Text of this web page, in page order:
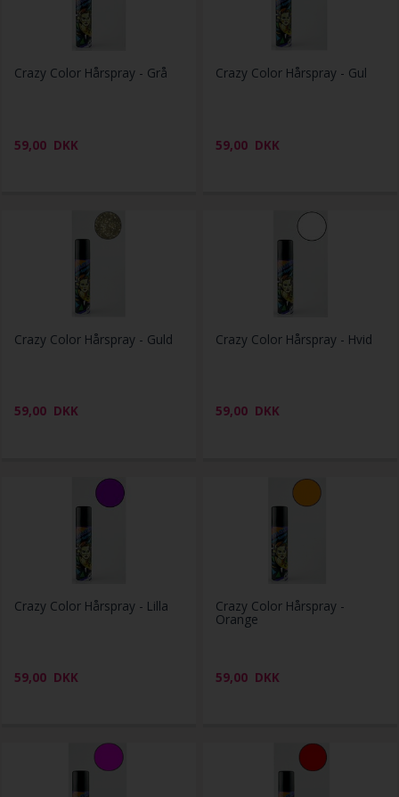
Crazy Color Hårspray - Grå
59,00 DKK
Crazy Color Hårspray - Gul
59,00 DKK
Crazy Color Hårspray - Guld
59,00 DKK
Crazy Color Hårspray - Hvid
59,00 DKK
Crazy Color Hårspray - Lilla
59,00 DKK
Crazy Color Hårspray -
Orange
59,00 DKK